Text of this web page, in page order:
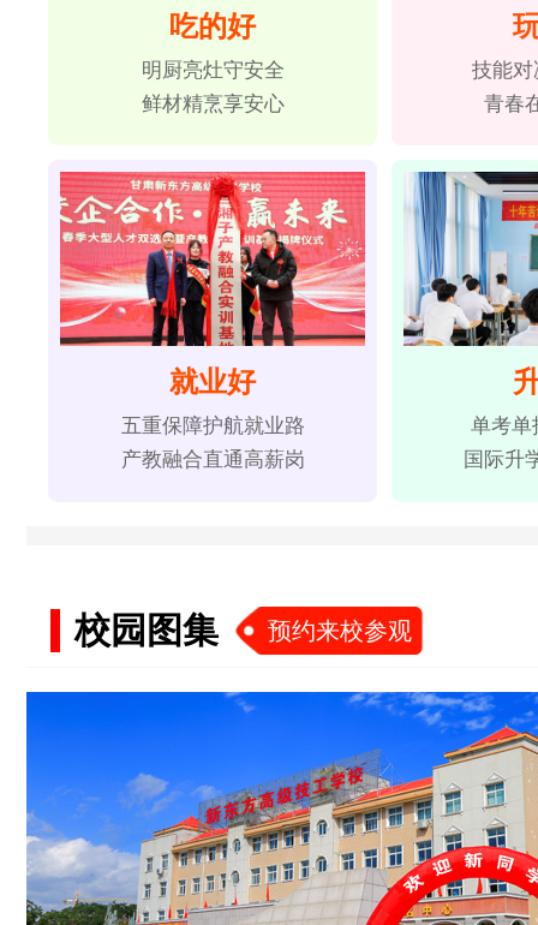
吃的好
明厨亮灶守安全
鲜材精烹享安心
技能对
青春
就业好
五重保障护航就业路
产教融合直通高薪岗
单考单
国际升
校园图集 预约来校参观